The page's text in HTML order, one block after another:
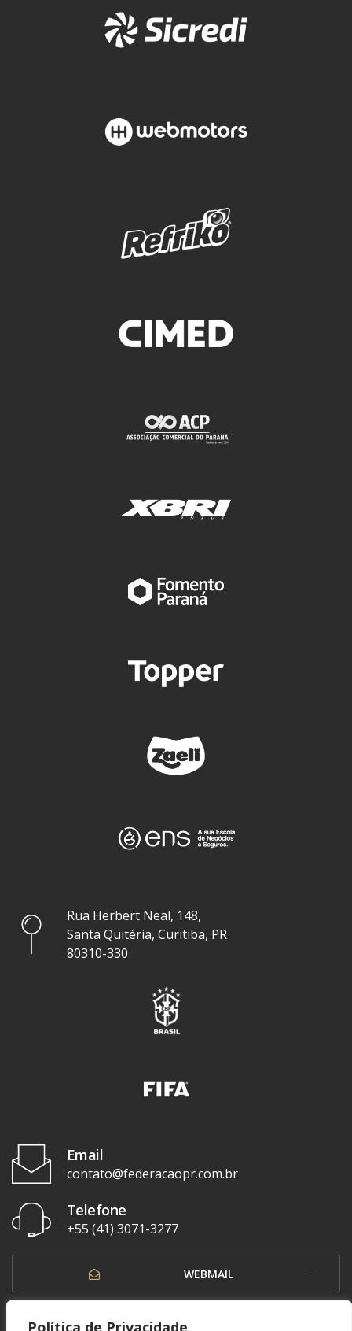
Política de Privacidade
Rua Herbert Neal, 148,
Santa Quitéria, Curitiba, PR
80310-330
Email
contato@federacaopr.com.br
Telefone
+55 (41) 3071-3277
WEBMAIL
OUVIDORIA